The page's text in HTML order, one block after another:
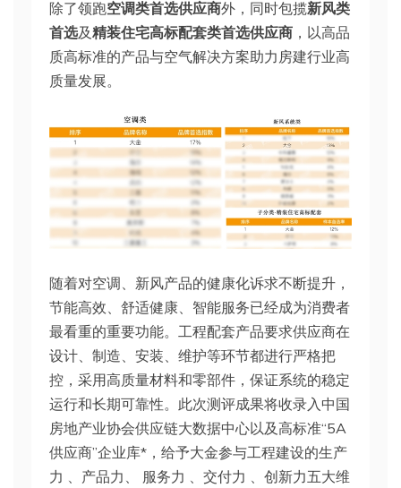
除了领跑空调类首选供应商外，同时包揽新风类
首选及精装住宅高标配套类首选供应商 ，以高品
质高标准的产品与空气解决方案助力房建行业高
质量发展。
随着对空调、新风产品的健康化诉求不断提升，
节能高效、舒适健康、智能服务已经成为消费者
最看重的重要功能。工程配套产品要求供应商在
设计、制造、安装、维护等环节都进行严格把
控，采用高质量材料和零部件，保证系统的稳定
运行和长期可靠性。此次测评成果将收录入中国
房地产业协会供应链大数据中心以及高标准“5A
供应商”企业库*，给予大金参与工程建设的生产
力 、产品力、 服务力 、交付力 、创新力五大维